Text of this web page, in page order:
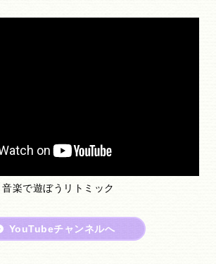
音楽で遊ぼうリトミック
YouTubeチャンネルへ